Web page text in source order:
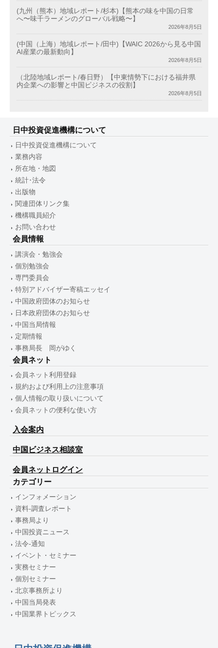
(九州（熊本）地域レポート/杉本)【熊本の味を中国の日常
へ〜味千ラーメンのグローバル戦略〜】
2026年8月5日
(中国（上海）地域レポート/田中)【WAIC 2026から見る中国
AI産業の最新動向】
2026年8月5日
（北陸地域レポート/春日野）【中東情勢下における福井県
内企業への影響と中国ビジネスの役割】
2026年8月5日
日中投資促進機構について
日中投資促進機構について
業務内容
所在地・地図
統計･法令
出版物
関連団体リンク集
機構職員紹介
お問い合わせ
会員情報
講演会・勉強会
個別勉強会
専門委員会
特別アドバイザー寄稿エッセイ
中国政府団体のお知らせ
日本政府団体のお知らせ
中国当局情報
定期情報
事務局長 岡がゆく
会員ネット
会員ネット利用登録
規約および利用上の注意事項
個人情報の取り扱いについて
会員ネットの便利な使い方
入会案内
中国ビジネス相談室
会員ネットログイン
カテゴリー
インフォメーション
資料-調査レポート
事務局より
中国投資ニュース
法令-通知
イベント・セミナー
実務セミナー
個別セミナー
北京事務所より
中国当局発表
中国業界トピックス